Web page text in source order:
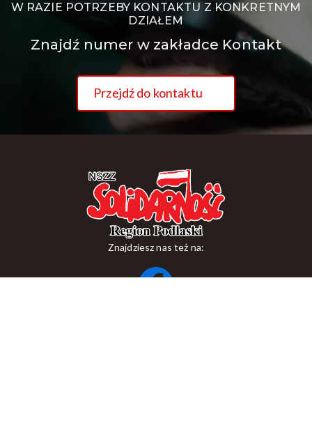
W RAZIE POTRZEBY KONTAKTU Z KONKRETNYM
DZIAŁEM
Znajdź numer w zakładce Kontakt
Przejdź do kontaktu
Znajdziesz nas też na: